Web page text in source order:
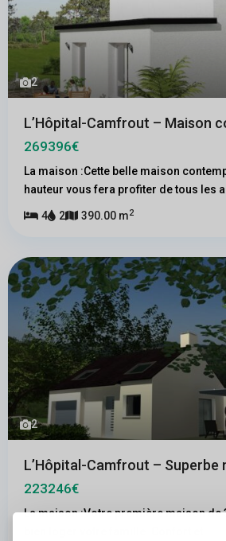
2
L’Hôpital-Camfrout – Maison
269396€
La maison :Cette belle maison
hauteur vous fera profiter de tous les a
4 2 390.00 m2
2
L’Hôpital-Camfrout – Superbe
223246€
La maison :Votre première maison de